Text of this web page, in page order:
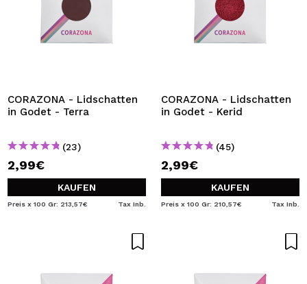
CORAZONA - Lidschatten
in Godet - Terra
(23)
2,99€
KAUFEN
Preis x 100 Gr: 213,57€ Tax Inb.
CORAZONA - Lidschatten
in Godet - Kerid
(45)
2,99€
KAUFEN
Preis x 100 Gr: 210,57€ Tax Inb.